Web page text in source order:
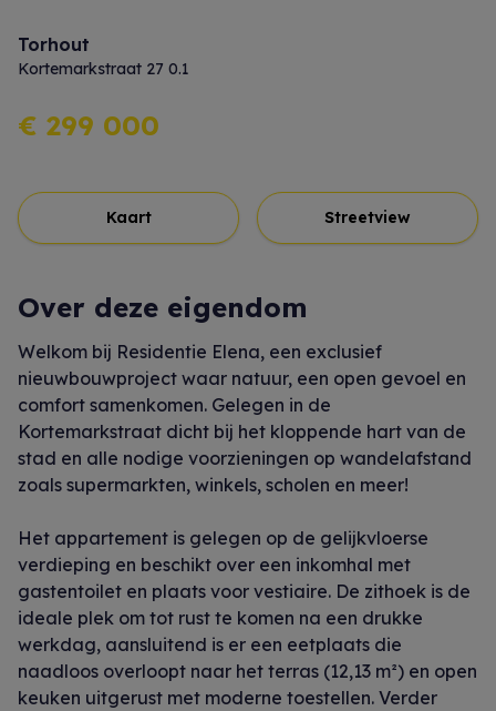
Torhout
Kortemarkstraat 27 0.1
€ 299 000
Kaart Streetview
Over deze eigendom
Welkom bij Residentie Elena, een exclusief
nieuwbouwproject waar natuur, een open gevoel en
comfort samenkomen. Gelegen in de
Kortemarkstraat dicht bij het kloppende hart van de
stad en alle nodige voorzieningen op wandelafstand
zoals supermarkten, winkels, scholen en meer!
Het appartement is gelegen op de gelijkvloerse
verdieping en beschikt over een inkomhal met
gastentoilet en plaats voor vestiaire. De zithoek is de
ideale plek om tot rust te komen na een drukke
werkdag, aansluitend is er een eetplaats die
naadloos overloopt naar het terras (12,13 m²) en open
keuken uitgerust met moderne toestellen. Verder